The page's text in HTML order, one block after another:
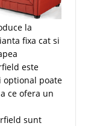
la
fixa cat si
este
optional poate
ce ofera un
sunt